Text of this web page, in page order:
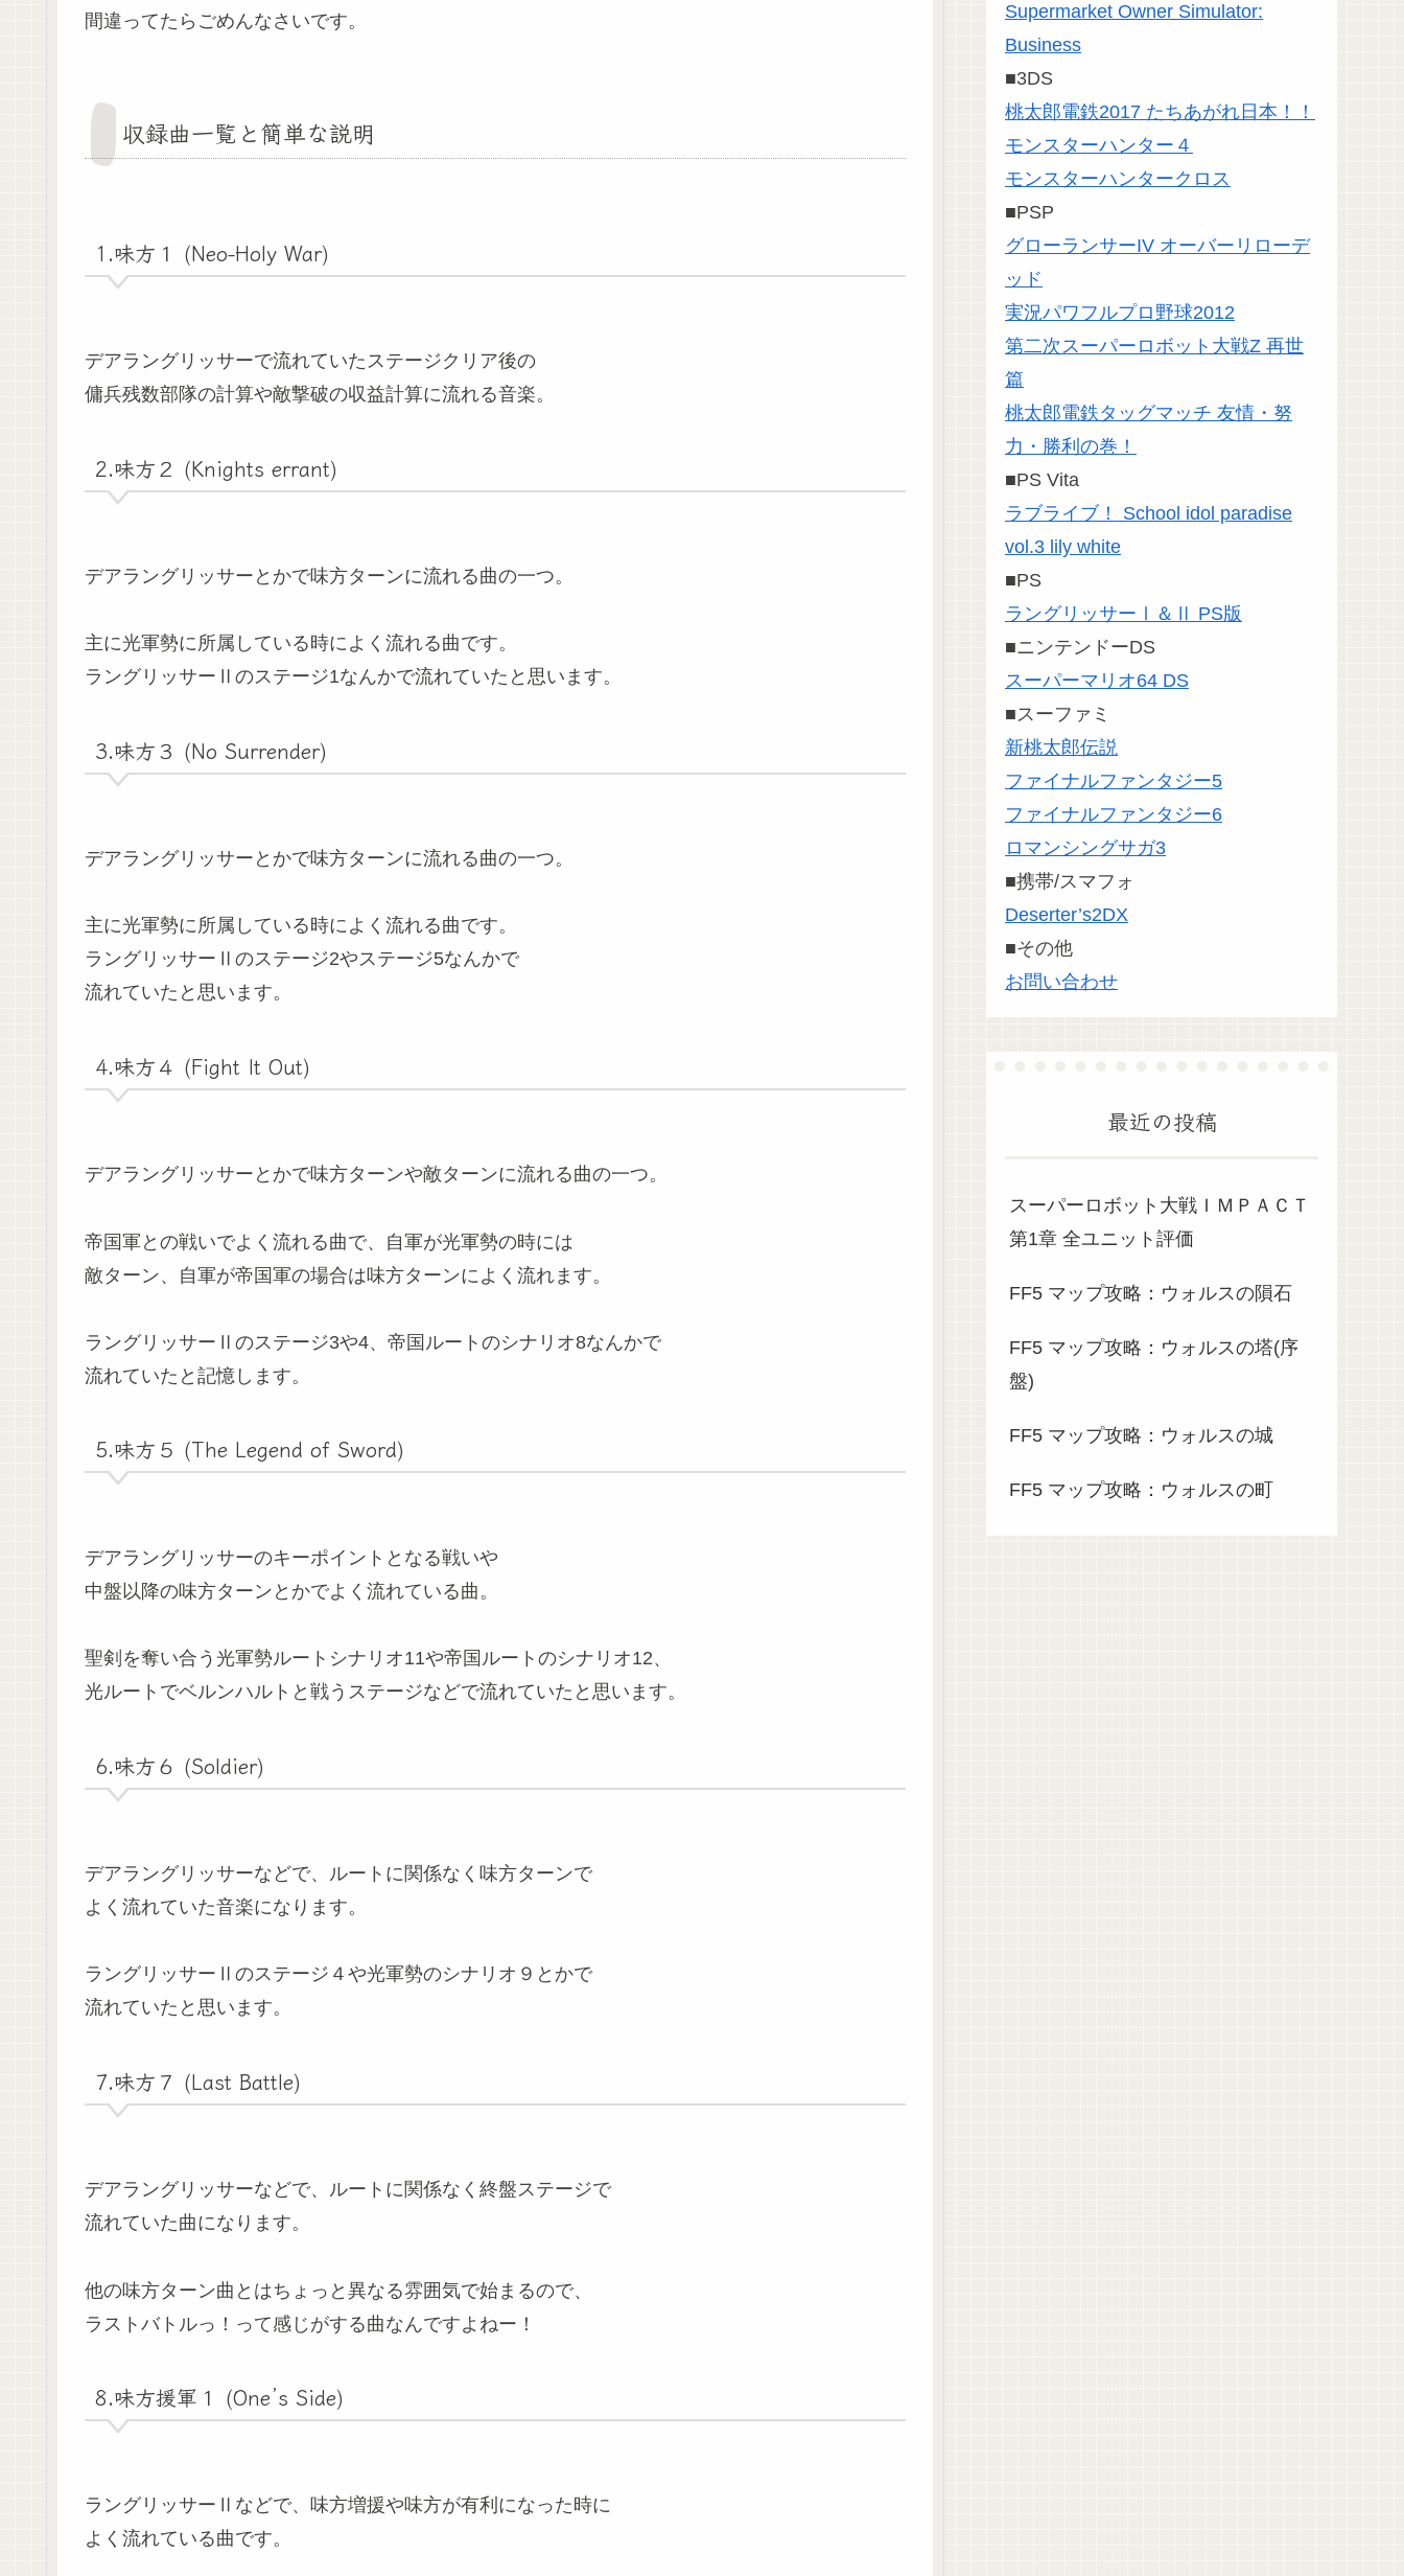
間違ってたらごめんなさいです。
収録曲一覧と簡単な説明
1.味方１ (Neo-Holy War)
デアラングリッサーで流れていたステージクリア後の
傭兵残数部隊の計算や敵撃破の収益計算に流れる音楽。
2.味方２ (Knights errant)
デアラングリッサーとかで味方ターンに流れる曲の一つ。
主に光軍勢に所属している時によく流れる曲です。
ラングリッサーⅡのステージ1なんかで流れていたと思います。
3.味方３ (No Surrender)
デアラングリッサーとかで味方ターンに流れる曲の一つ。
主に光軍勢に所属している時によく流れる曲です。
ラングリッサーⅡのステージ2やステージ5なんかで
流れていたと思います。
4.味方４ (Fight It Out)
デアラングリッサーとかで味方ターンや敵ターンに流れる曲の一つ。
帝国軍との戦いでよく流れる曲で、自軍が光軍勢の時には
敵ターン、自軍が帝国軍の場合は味方ターンによく流れます。
ラングリッサーⅡのステージ3や4、帝国ルートのシナリオ8なんかで
流れていたと記憶します。
5.味方５ (The Legend of Sword)
デアラングリッサーのキーポイントとなる戦いや
中盤以降の味方ターンとかでよく流れている曲。
聖剣を奪い合う光軍勢ルートシナリオ11や帝国ルートのシナリオ12、
光ルートでベルンハルトと戦うステージなどで流れていたと思います。
6.味方６ (Soldier)
デアラングリッサーなどで、ルートに関係なく味方ターンで
よく流れていた音楽になります。
ラングリッサーⅡのステージ４や光軍勢のシナリオ９とかで
流れていたと思います。
7.味方７ (Last Battle)
デアラングリッサーなどで、ルートに関係なく終盤ステージで
流れていた曲になります。
他の味方ターン曲とはちょっと異なる雰囲気で始まるので、
ラストバトルっ！って感じがする曲なんですよねー！
8.味方援軍１ (One’s Side)
ラングリッサーⅡなどで、味方増援や味方が有利になった時に
よく流れている曲です。
Supermarket Owner Simulator:
Business
■3DS
桃太郎電鉄2017 たちあがれ日本！！
モンスターハンター４
モンスターハンタークロス
■PSP
グローランサーIV オーバーリローデ
ッド
実況パワフルプロ野球2012
第二次スーパーロボット大戦Z 再世
篇
桃太郎電鉄タッグマッチ 友情・努
力・勝利の巻！
■PS Vita
ラブライブ！ School idol paradise
vol.3 lily white
■PS
ラングリッサーⅠ＆Ⅱ PS版
■ニンテンドーDS
スーパーマリオ64 DS
■スーファミ
新桃太郎伝説
ファイナルファンタジー5
ファイナルファンタジー6
ロマンシングサガ3
■携帯/スマフォ
Deserter’s2DX
■その他
お問い合わせ
最近の投稿
スーパーロボット大戦ＩＭＰＡＣＴ
第1章 全ユニット評価
FF5 マップ攻略：ウォルスの隕石
FF5 マップ攻略：ウォルスの塔(序
盤)
FF5 マップ攻略：ウォルスの城
FF5 マップ攻略：ウォルスの町